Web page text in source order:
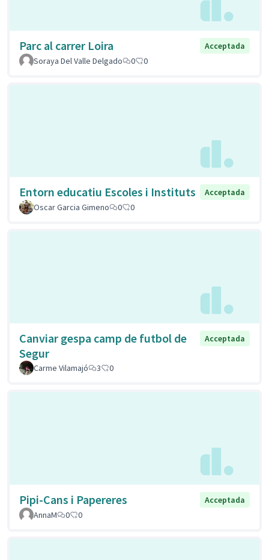
Parc al carrer Loira
Acceptada
Soraya Del Valle Delgado
0 0
Entorn educatiu Escoles i Instituts
Acceptada
Oscar Garcia Gimeno
0 0
Canviar gespa camp de futbol de
Segur
Acceptada
Carme Vilamajó 3 0
Pipi-Cans i Papereres
Acceptada
AnnaM
0 0